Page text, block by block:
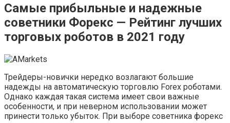
Самые прибыльные и надежные
советники Форекс — Рейтинг лучших
торговых роботов в 2021 году
Трейдеры-новички нередко возлагают большие
надежды на автоматическую торговлю Forex роботами.
Однако каждая такая система имеет свои важные
особенности, и при неверном использовании может
принести только убыток. При выборе советника форекс